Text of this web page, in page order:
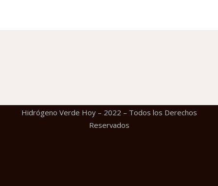
Hidrógeno Verde Hoy – 2022 – Todos los Derechos
Reservados